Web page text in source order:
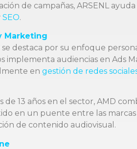
de campañas, ARSENL
SEO.
Marketing
se destaca por su enfoque
implementa audiencias en Ads
en gestión de redes
de 13 años en el sector, AMD
en un puente entre las
de contenido audiovisual.